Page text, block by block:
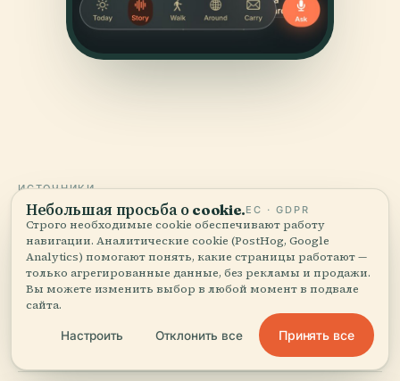
ИСТОЧНИКИ
Проверенои показано.
Исследовано и написано редакцией Audiala по
историческим документам, архитектурным архивам
и местным знаниям.
Последняя проверка: August 2025
Небольшая просьба о cookie.ЕС · GDPR
Строго необходимые cookie обеспечивают работу
навигации. Аналитические cookie (PostHog, Google
Analytics) помогают понять, какие страницы работают —
только агрегированные данные, без рекламы и продажи.
Вы можете изменить выбор в любой момент в подвале
сайта.
Настроить Отклонить все Принять все